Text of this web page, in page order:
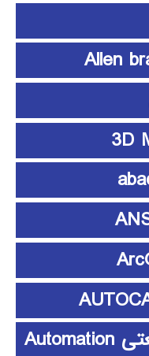
آموزش اتوماسیون صنعتی Automation